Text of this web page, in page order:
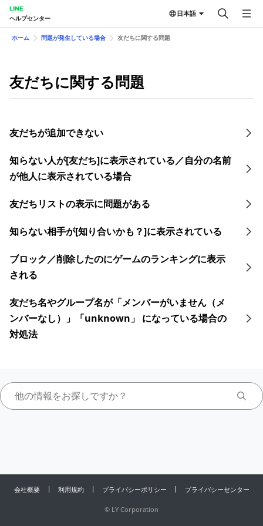
LINE
ヘルプセンター
日本語
ホーム 問題が発生している場合 友だちに関する問題
友だちに関する問題
友だちが追加できない
知らない人が[友だち]に表示されている／自分の名前
が他人に表示されている場合
友だちリストの表示に問題がある
知らない相手が[知り合いかも？]に表示されている
ブロック／削除したのにゲームのランキングに表示
される
友だち名やグループ名が「メンバーがいません（メ
ンバーなし）」「unknown」 になっている場合の
対処法
会社概要 利用規約 プライバシーポリシー プライバシーセンター
© LY Corporation